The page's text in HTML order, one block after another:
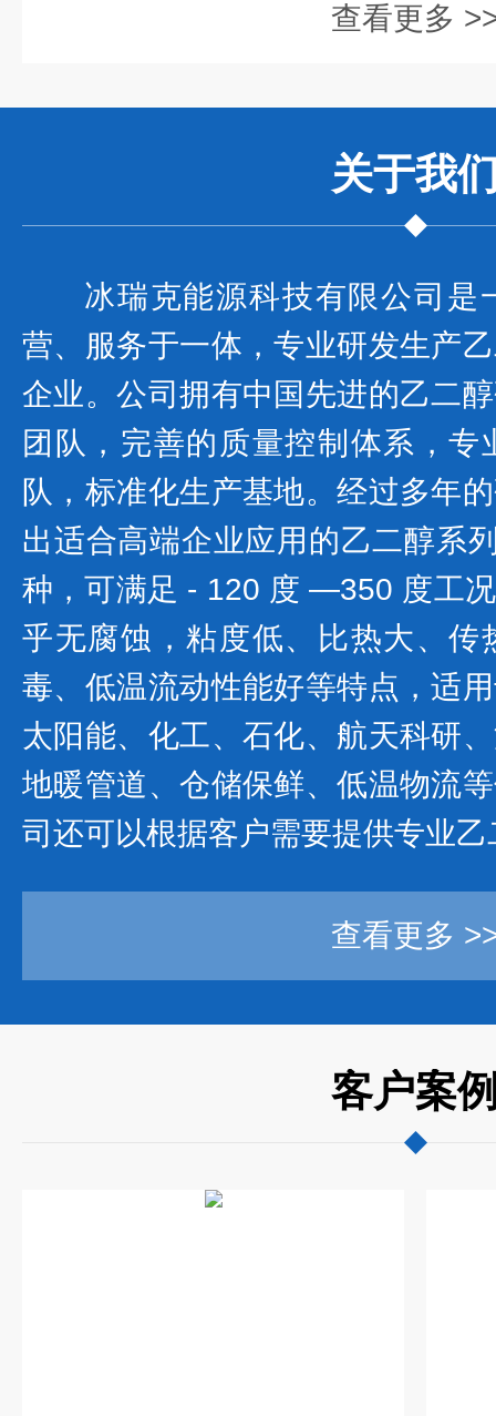
查看更多
关于我
冰瑞克能源科技有限公司是
营、服务于一体，专业研发生产
企业。公司拥有中国先进的乙二
团队，完善的质量控制体系，
队，标准化生产基地。经过多年
出适合高端企业应用的乙二醇系
种，可满足 - 120 度 —350 度工
乎无腐蚀，粘度低、比热大、传
毒、低温流动性能好等特点，适
太阳能、化工、石化、航天科研
地暖管道、仓储保鲜、低温物流
司还可以根据客户需要提供专业
查看更多
客户案